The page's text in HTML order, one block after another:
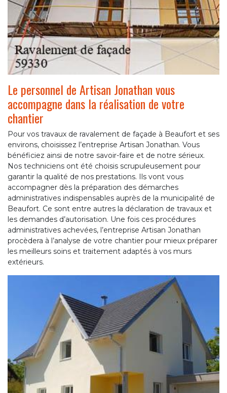
Le personnel de Artisan Jonathan vous
accompagne dans la réalisation de votre
chantier
Pour vos travaux de ravalement de façade à Beaufort et ses
environs, choisissez l’entreprise Artisan Jonathan. Vous
bénéficiez ainsi de notre savoir-faire et de notre sérieux.
Nos techniciens ont été choisis scrupuleusement pour
garantir la qualité de nos prestations. Ils vont vous
accompagner dès la préparation des démarches
administratives indispensables auprès de la municipalité de
Beaufort. Ce sont entre autres la déclaration de travaux et
les demandes d’autorisation. Une fois ces procédures
administratives achevées, l’entreprise Artisan Jonathan
procèdera à l’analyse de votre chantier pour mieux préparer
les meilleurs soins et traitement adaptés à vos murs
extérieurs.